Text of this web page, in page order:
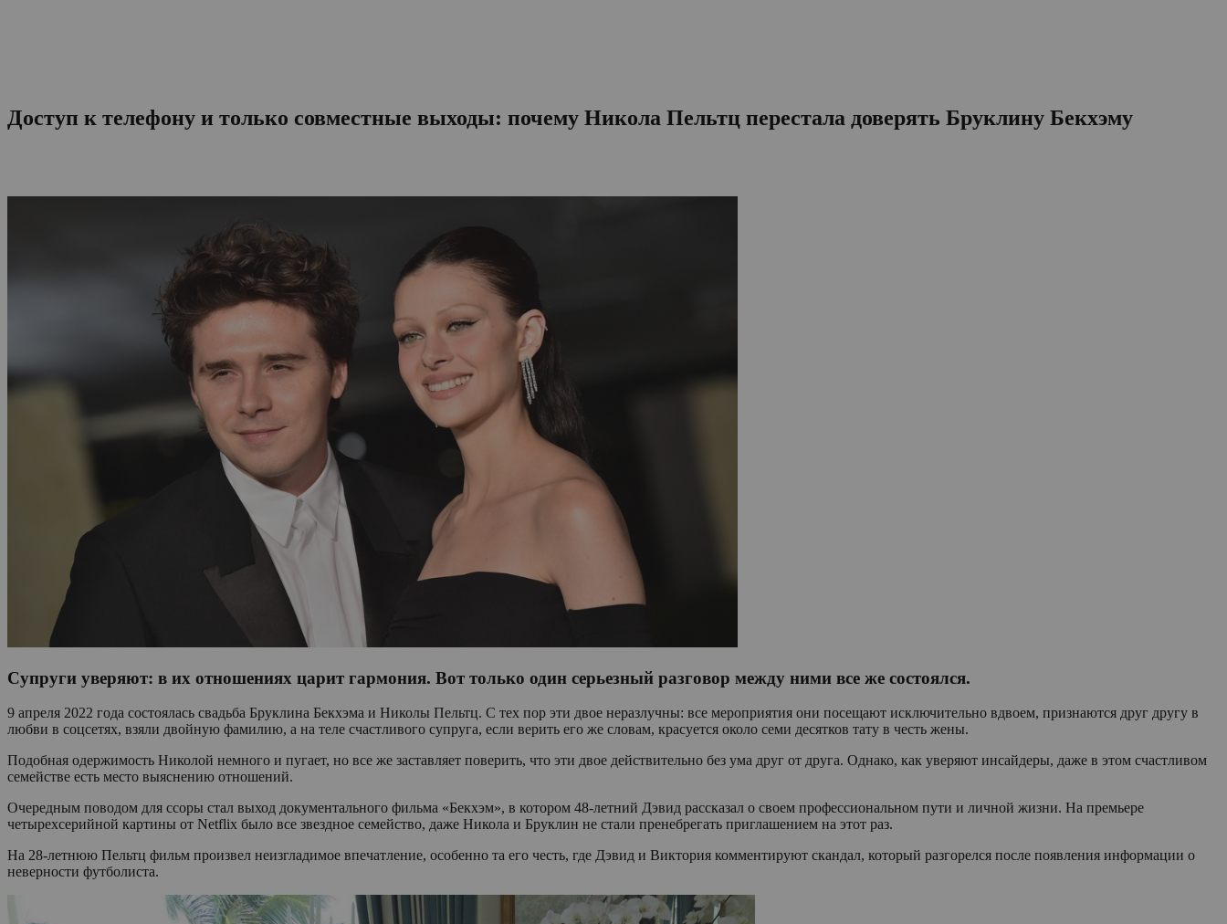
Доступ к телефону и только совместные выходы: почему Никола Пельтц перестала доверять Бруклину Бекхэму
Супруги уверяют: в их отношениях царит гармония. Вот только один серьезный разговор между ними все же состоялся.
9 апреля 2022 года состоялась свадьба Бруклина Бекхэма и Николы Пельтц. С тех пор эти двое неразлучны: все мероприятия они посещают исключительно вдвоем, признаются друг другу в
любви в соцсетях, взяли двойную фамилию, а на теле счастливого супруга, если верить его же словам, красуется около семи десятков тату в честь жены.
Подобная одержимость Николой немного и пугает, но все же заставляет поверить, что эти двое действительно без ума друг от друга. Однако, как уверяют инсайдеры, даже в этом счастливом
семействе есть место выяснению отношений.
Очередным поводом для ссоры стал выход документального фильма «Бекхэм», в котором 48-летний Дэвид рассказал о своем профессиональном пути и личной жизни. На премьере
четырехсерийной картины от Netflix было все звездное семейство, даже Никола и Бруклин не стали пренебрегать приглашением на этот раз.
На 28-летнюю Пельтц фильм произвел неизгладимое впечатление, особенно та его честь, где Дэвид и Виктория комментируют скандал, который разгорелся после появления информации о
неверности футболиста.